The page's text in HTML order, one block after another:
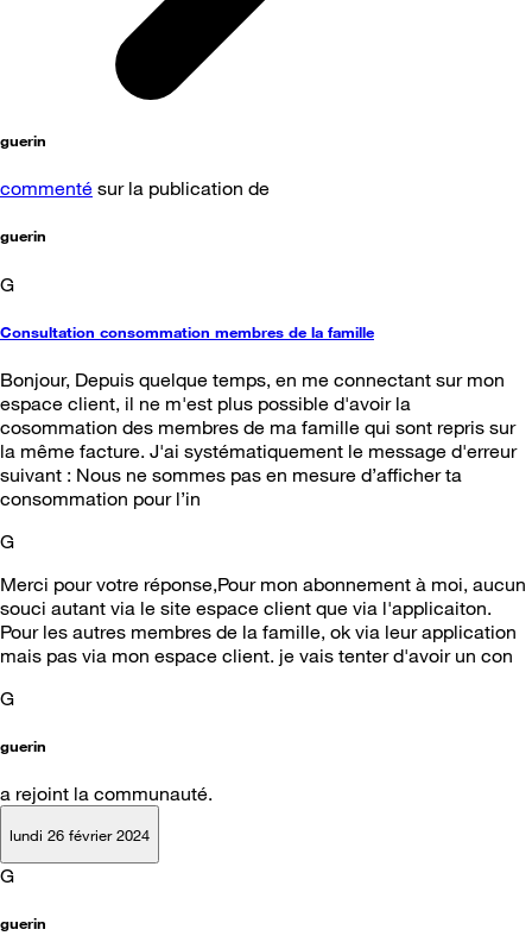
guerin
commenté sur la publication de
guerin
G
Consultation consommation membres de la famille
Bonjour, Depuis quelque temps, en me connectant sur mon
espace client, il ne m'est plus possible d'avoir la
cosommation des membres de ma famille qui sont repris sur
la même facture. J'ai systématiquement le message d'erreur
suivant : Nous ne sommes pas en mesure d’afficher ta
consommation pour l’in
G
Merci pour votre réponse,Pour mon abonnement à moi, aucun
souci autant via le site espace client que via l'applicaiton.
Pour les autres membres de la famille, ok via leur application
mais pas via mon espace client. je vais tenter d'avoir un con
G
guerin
a rejoint la communauté.
lundi 26 février 2024
G
guerin